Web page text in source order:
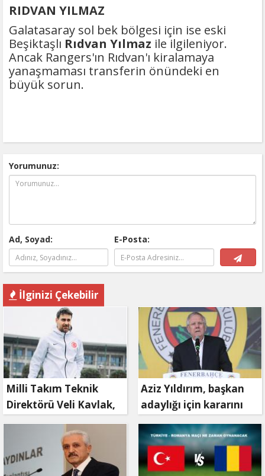
RIDVAN YILMAZ
Galatasaray sol bek bölgesi için ise eski
Beşiktaşlı Rıdvan Yılmaz ile ilgileniyor.
Ancak Rangers'ın Rıdvan'ı kiralamaya
yanaşmaması transferin önündeki en
büyük sorun.
Yorumunuz:
Ad, Soyad: E-Posta:
İlginizi Çekebilir
Milli Takım Teknik
Direktörü Veli Kavlak,
görevinden ayrıldı
Aziz Yıldırım, başkan
adaylığı için kararını
verdi